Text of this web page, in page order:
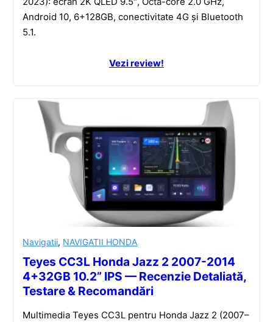
Android 10, 6+128GB, conectivitate 4G și Bluetooth
5.1.
Vezi review!
Navigatii, NAVIGATII HONDA
Teyes CC3L Honda Jazz 2 2007-2014
4+32GB 10.2” IPS — Recenzie Detaliată,
Testare & Recomandări
Multimedia Teyes CC3L pentru Honda Jazz 2 (2007–